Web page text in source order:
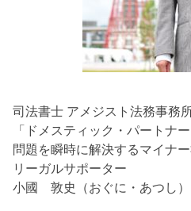
司法書士 アメジスト法務事務
「ドメスティック・パートナ
問題を瞬時に解決するマイナ
リーガルサポーター
小國 敦史（おぐに・あつし）